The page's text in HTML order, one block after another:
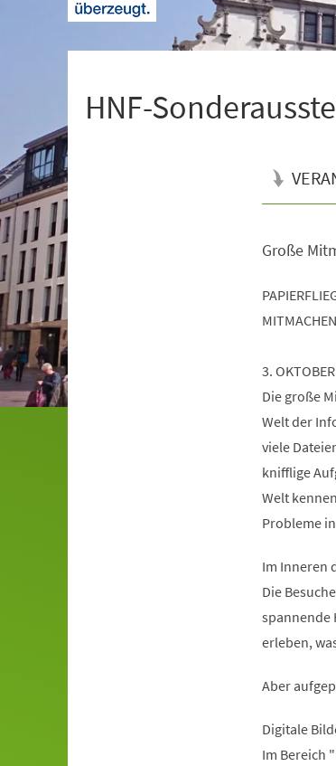
HNF-
Große
MITMACHEN
3.
Die große
Welt der
viele
knifflige
Welt
Probleme
Im Inneren
Die
spannende
erleben,
Aber
Digitale
Im Bereich